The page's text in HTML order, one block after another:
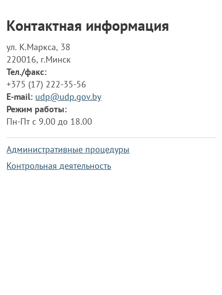
Контактная информация
ул. К.Маркса, 38
220016, г.Минск
Тел./факс:
+375 (17) 222-35-56
E-mail: udp@udp.gov.by
Режим работы:
Пн-Пт с 9.00 до 18.00
Административные процедуры
Контрольная деятельность